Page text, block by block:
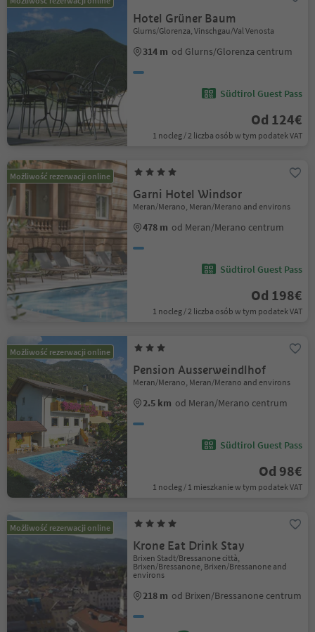
Hotel Grüner Baum
Glurns/Glorenza, Vinschgau/Val Venosta
314 m od Glurns/Glorenza centrum
Südtirol Guest Pass
Od 124€
1 nocleg / 2 liczba osób w tym podatek VAT
Możliwość rezerwacji online
Garni Hotel Windsor
Meran/Merano, Meran/Merano and environs
478 m od Meran/Merano centrum
Südtirol Guest Pass
Od 198€
1 nocleg / 2 liczba osób w tym podatek VAT
Możliwość rezerwacji online
Pension Ausserweindlhof
Meran/Merano, Meran/Merano and environs
2.5 km od Meran/Merano centrum
Südtirol Guest Pass
Od 98€
1 nocleg / 1 mieszkanie w tym podatek VAT
Możliwość rezerwacji online
Krone Eat Drink Stay
Brixen Stadt/Bressanone città,
Brixen/Bressanone, Brixen/Bressanone and
environs
218 m od Brixen/Bressanone centrum